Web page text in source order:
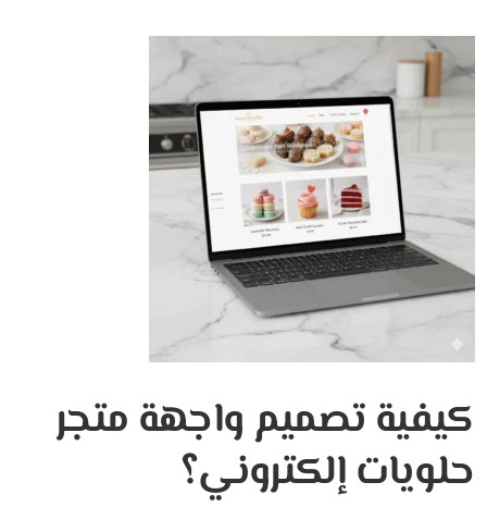
كيفية تصميم واجهة متجر
حلويات إلكتروني؟